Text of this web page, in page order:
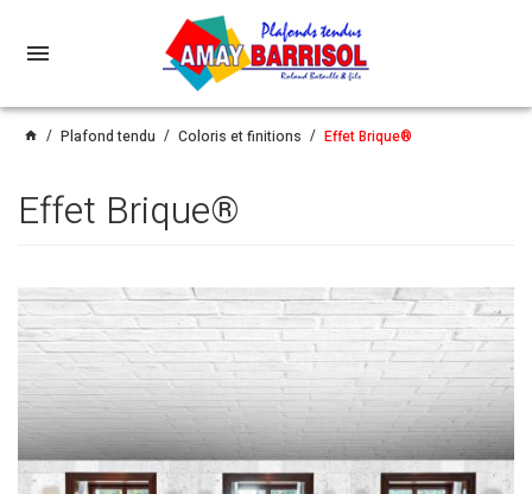
menu
home Plafond tendu Coloris et finitions Effet Brique®
Effet Brique®